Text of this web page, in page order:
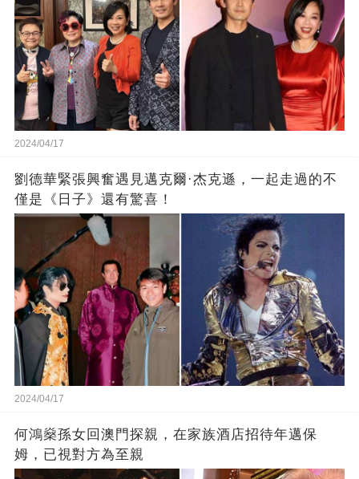
2024/04/17
劉德華緊張興奮遇見邁克爾·杰克遜，一起走過的不
僅是《日子》還有驚喜！
2024/04/17
何鴻燊孫女回澳門探親，在家族酒店招待年邁保
姆，已視對方為至親